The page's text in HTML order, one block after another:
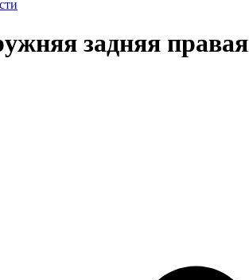
задняя правая